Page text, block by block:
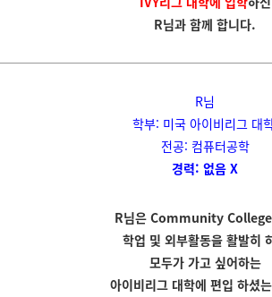
R님과 함께 합니다.
R님
학부: 미국 아이비리그 대
전공: 컴퓨터공학
경력: 없음 X
R님은 Community College
학업 및 외부활동을 활발히
모두가 가고 싶어하는
아이비리그 대학에 편입 하셨